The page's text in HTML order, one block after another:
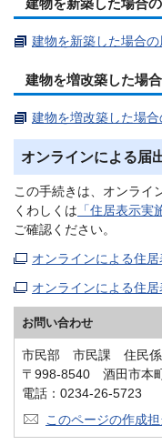
建物を新築した場合
建物を新築した場合の
建物を増改築した場
建物を増改築した場合
オンラインによる届
この手続きは、オンライ
くわしくは 「住居表示実
ご確認ください。
オンラインによる住居
オンラインによる住居
お問い合わせ
市民部 市民課 住民係
〒998-8540 酒田市本
電話：0234-26-5723
このページの作成